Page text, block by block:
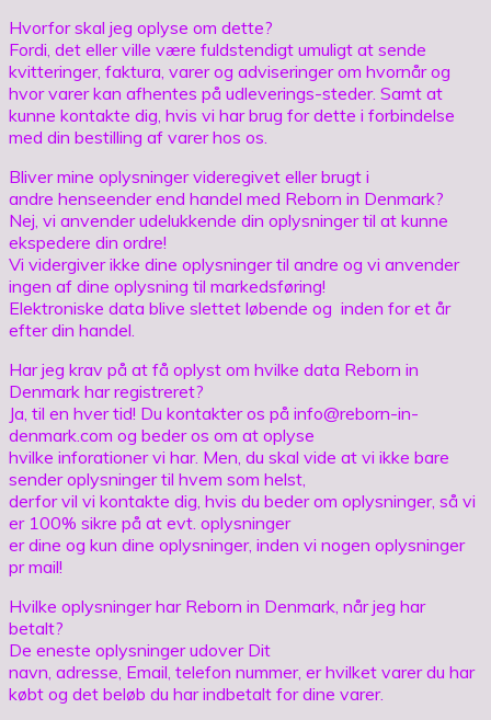
Hvorfor skal jeg oplyse om dette?
Fordi, det eller ville være fuldstendigt umuligt at sende
kvitteringer, faktura, varer og adviseringer om hvornår og
hvor varer kan afhentes på udleverings-steder. Samt at
kunne kontakte dig, hvis vi har brug for dette i forbindelse
med din bestilling af varer hos os.
Bliver mine oplysninger videregivet eller brugt i
andre henseender end handel med Reborn in Denmark?
Nej, vi anvender udelukkende din oplysninger til at kunne
ekspedere din ordre!
Vi vidergiver ikke dine oplysninger til andre og vi anvender
ingen af dine oplysning til markedsføring!
Elektroniske data blive slettet løbende og inden for et år
efter din handel.
Har jeg krav på at få oplyst om hvilke data Reborn in
Denmark har registreret?
Ja, til en hver tid! Du kontakter os på info@reborn-in-
denmark.com og beder os om at oplyse
hvilke inforationer vi har. Men, du skal vide at vi ikke bare
sender oplysninger til hvem som helst,
derfor vil vi kontakte dig, hvis du beder om oplysninger, så vi
er 100% sikre på at evt. oplysninger
er dine og kun dine oplysninger, inden vi nogen oplysninger
pr mail!
Hvilke oplysninger har Reborn in Denmark, når jeg har
betalt?
De eneste oplysninger udover Dit
navn, adresse, Email, telefon nummer, er hvilket varer du har
købt og det beløb du har indbetalt for dine varer.